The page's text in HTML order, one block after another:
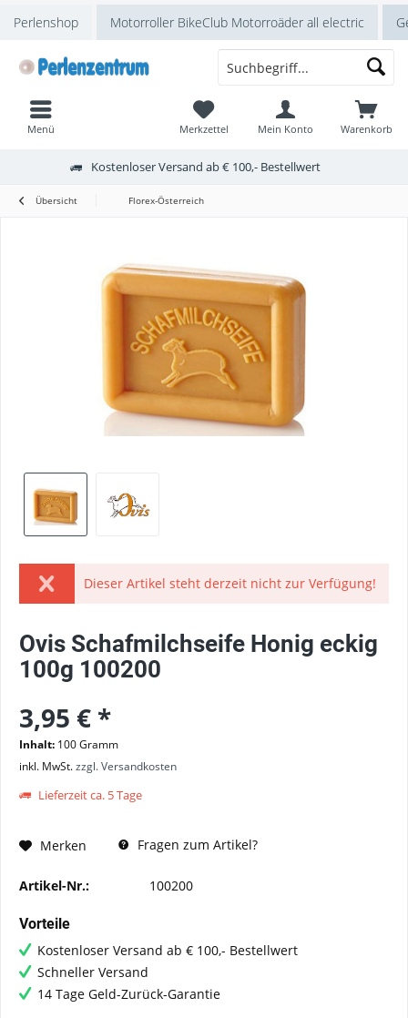
Perlenshop Motorroller BikeClub Motorroäder all electric
Kostenloser Versand ab € 100,- Bestellwert
Warenkorb
Merkzettel Mein Konto
Menü
Übersicht Florex-Österreich
Dieser Artikel steht derzeit nicht zur Verfügung!
Ovis Schafmilchseife Honig eckig
100g 100200
3,95 € *
Inhalt: 100 Gramm
inkl. MwSt.zzgl. Versandkosten
Lieferzeit ca. 5 Tage
Merken Fragen zum Artikel?
Artikel-Nr.: 100200
Vorteile
Kostenloser Versand ab € 100,- Bestellwert
Schneller Versand
14 Tage Geld-Zurück-Garantie